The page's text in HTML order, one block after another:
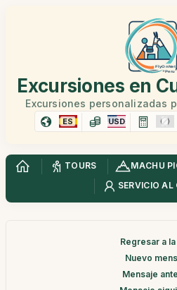
Excursiones en
Excursiones personalizadas
ES USD
TOURS MACHU
SERVICIO AL
Regresar a
Nuevo
Mensaje